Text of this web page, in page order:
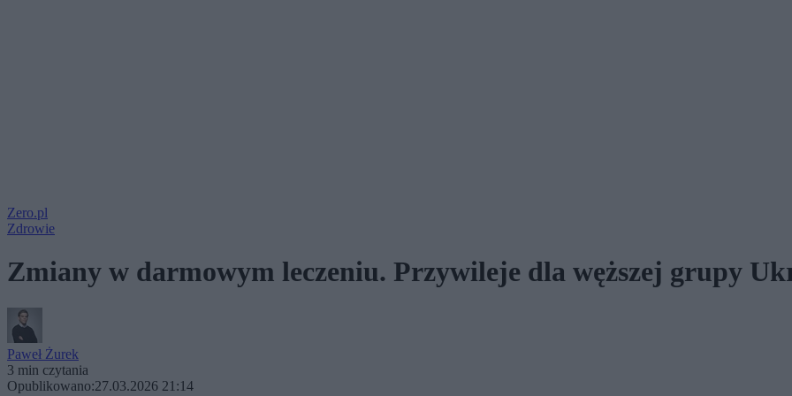
Zero.pl
Zdrowie
Zmiany w darmowym leczeniu. Przywileje dla węższej grupy
Paweł Żurek
3 min czytania
Opublikowano:27.03.2026 21:14